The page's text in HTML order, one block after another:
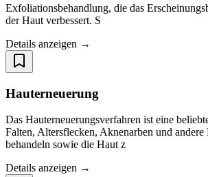
Exfoliationsbehandlung, die das
der Haut verbessert. S
Details anzeigen →
Hauterneuerung
Das Hauterneuerungsverfahren ist eine
Falten, Altersflecken, Aknenarben und andere
behandeln sowie die Haut z
Details anzeigen →